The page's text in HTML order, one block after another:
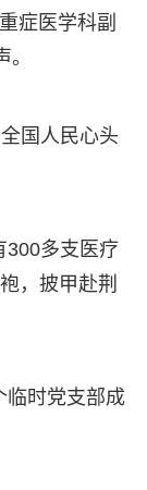
症医学科副
国人民心头
300多支医疗
，披甲赴荆
临时党支部成